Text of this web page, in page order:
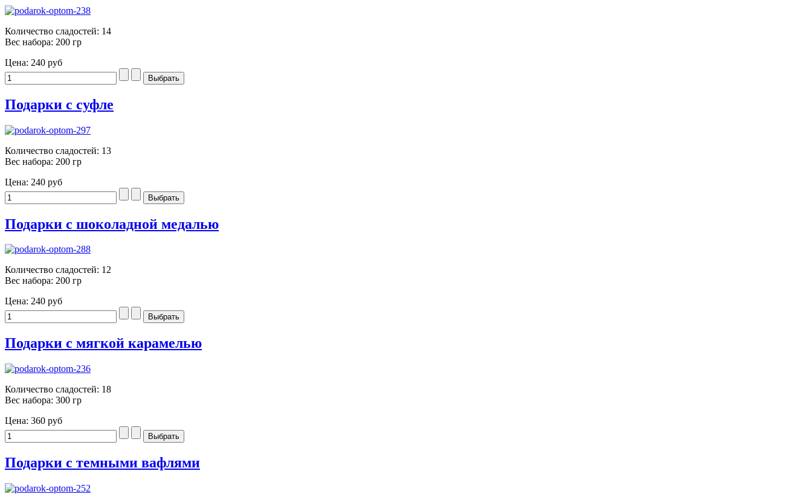
Количество сладостей: 14
Вес набора: 200 гр
Цена: 240 руб
Подарки с суфле
Количество сладостей: 13
Вес набора: 200 гр
Цена: 240 руб
Подарки с шоколадной медалью
Количество сладостей: 12
Вес набора: 200 гр
Цена: 240 руб
Подарки с мягкой карамелью
Количество сладостей: 18
Вес набора: 300 гр
Цена: 360 руб
Подарки с темными вафлями